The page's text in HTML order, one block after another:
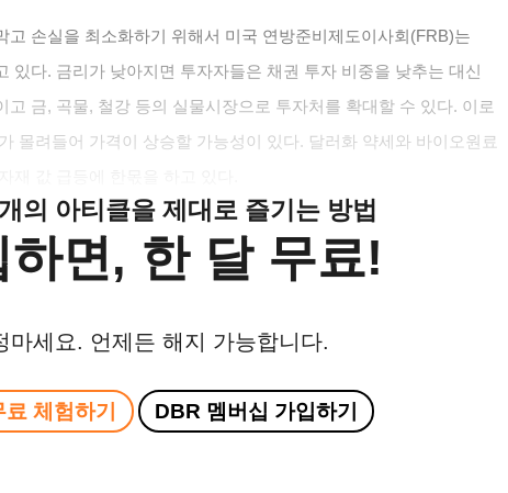
고 손실을 최소화하기 위해서 미국 연방준비제도이사회(FRB)는
있다. 금리가 낮아지면 투자자들은 채권 투자 비중을 낮추는 대신
고 금, 곡물, 철강 등의 실물시장으로 투자처를 확대할 수 있다. 이로
몰려들어 가격이 상승할 가능성이 있다. 달러화 약세와 바이오원료
의 아티클을 제대로 즐기는 방법
하면, 한 달 무료!
마세요. 언제든 해지 가능합니다.
체험하기 DBR 멤버십 가입하기